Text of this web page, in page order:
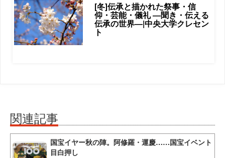
[冬]伝承と描かれた祭事・信
仰・芸能・儀礼 ―聞き・伝える
伝承の世界―|中央大学クレセン
ト
関連記事
国宝イヤー秋の陣。阿修羅・運慶……国宝イベント
目白押し